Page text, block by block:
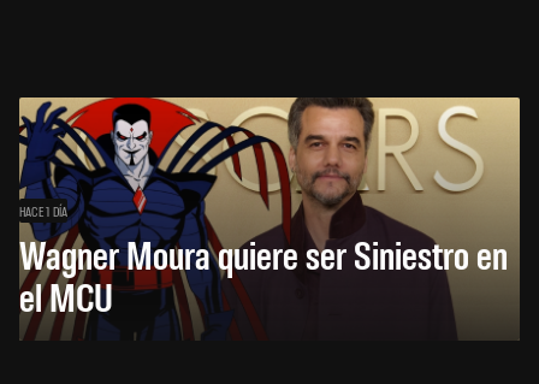
HACE 1 DÍA
Wagner Moura quiere ser Siniestro en
el MCU